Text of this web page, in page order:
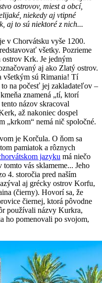
ostrovov, miest a obcí,
niekedy aj vtipné
aj to sú niektoré z nich...
v Chorvátsku vyše 1200.
všetky. Pozrieme
ostrov Krk. Je jedným
aj ako Zlatý ostrov.
všetkým sú Rimania! Tí
na počesť jej zakladateľov –
znamená „tí, ktorí
názov skracoval
až nakoniec dospel
„krkom“ nemá nič spoločné.
je Korčula. O ňom sa
pamiatok a rôznych
jazyku má niečo
vás sklameme... Jeho
4. storočia pred naším
aj grécky ostrov Korfu,
(čierny). Hovorí sa, že
čiernej, ktorá pôvodne
používali názvy Kurkra,
ho pomenovali po svojom,